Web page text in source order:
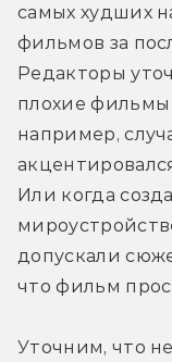
самых худших
фильмов за
Редакторы
плохие
например,
Или когда
допускали
что фильм
Уточним, что